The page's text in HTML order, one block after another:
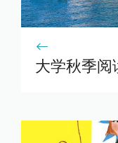
大学秋季阅